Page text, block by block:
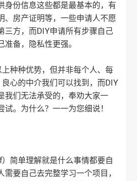
身份信息这些都是最基本的，有
、房产证明等，一些申请人不愿
三方，而DIY申请所有步骤自己
备，隐私性更强。
种种优势，但并非每个人、每
心的中介我们可以找到，而DIY
我们无法承受的，奉劝大家一
试。为什么？一一为您细说！
简单理解就是什么事情都要自
需要自己去完整学习一个项目，